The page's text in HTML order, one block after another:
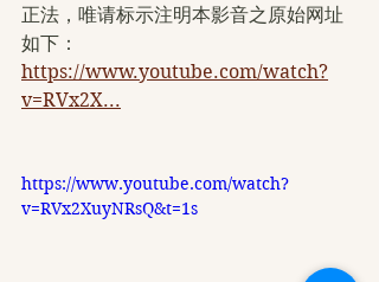
正法，唯请标示注明本影音之原始网址
如下：
https://www.youtube.com/watch?
v=RVx2X...
https://www.youtube.com/watch?
v=RVx2XuyNRsQ&t=1s